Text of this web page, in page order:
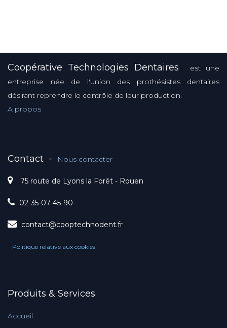
Coopérative Technologies Dentaires
est une
entreprise née de l'union des prothésistes dentaires
désirant reprendre le contrôle de leur production.
A propos
Contact - Nous contacter
75 route de Lyons la Forêt - Rouen
02-35-07-45-90
contact@cooptechnodent.fr
Politique relative aux cookies
Produits & Services
Accueil